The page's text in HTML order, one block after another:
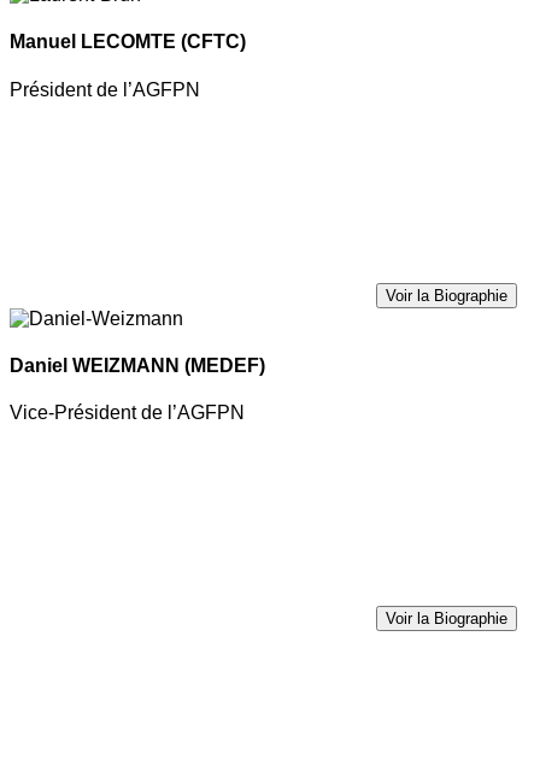
Manuel LECOMTE (CFTC)
Président de l’AGFPN
Voir la Biographie
Daniel WEIZMANN (MEDEF)
Vice-Président de l’AGFPN
Voir la Biographie